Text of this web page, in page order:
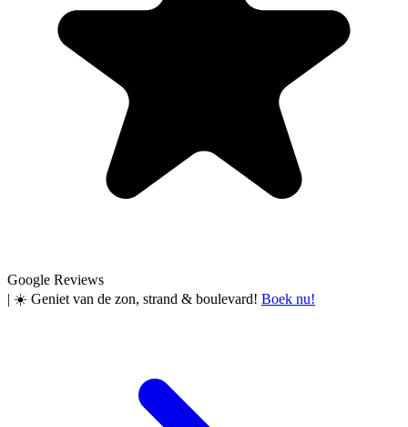
Google Reviews
| ☀️ Geniet van de zon, strand & boulevard! Boek nu!